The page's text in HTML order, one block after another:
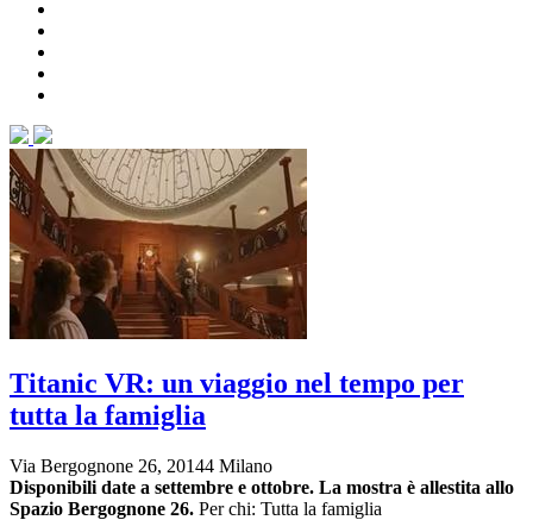
Titanic VR: un viaggio nel tempo per
tutta la famiglia
Via Bergognone 26, 20144 Milano
Disponibili date a settembre e ottobre. La mostra è allestita allo
Spazio Bergognone 26. Per chi: Tutta la famiglia